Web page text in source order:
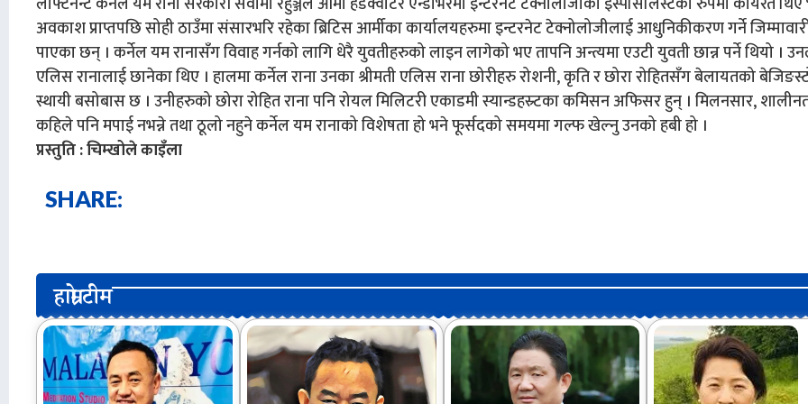
अवकाश प्राप्तपछि सोही ठाउँमा संसारभरि रहेका ब्रिटिस आर्मीका कार्यालयहरुमा इन्टरनेट टेक्नोलोजीलाई आधुनिकीकरण गर्ने
पाएका छन् । कर्नेल यम रानासँग विवाह गर्नको लागि धेरै युवतीहरुको लाइन लागेको भए तापनि अन्त्यमा एउटी युवती छान्न पर्ने थियो ।
एलिस रानालाई छानेका थिए । हालमा कर्नेल राना उनका श्रीमती एलिस राना छोरीहरु रोशनी, कृति र छोरा रोहितसँग बेलायतको
स्थायी बसोबास छ । उनीहरुको छोरा रोहित राना पनि रोयल मिलिटरी एकाडमी स्यान्डहस्र्टका कमिसन अफिसर हुन् । मिलनसार,
कहिले पनि मपाई नभन्ने तथा ठूलो नहुने कर्नेल यम रानाको विशेषता हो भने फूर्सदको समयमा गल्फ खेल्नु उनको हबी हो ।
प्रस्तुति : चिम्खोले काइँला
SHARE:
हाम्रो टीम